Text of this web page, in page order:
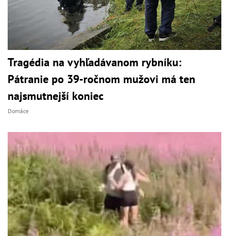
Tragédia na vyhľadávanom rybníku:
Pátranie po 39-ročnom mužovi má ten
najsmutnejší koniec
Domáce